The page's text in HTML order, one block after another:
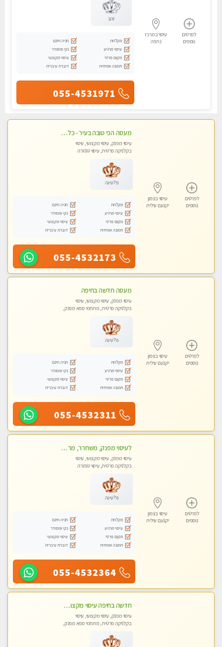
לפרטים
נוספים
עיסוי במרכז
נתניה
זהב
מקלחת
חניה חינם
עיסוי מרגיע
נקי ומסודר
מקום פרטי
עיסוי מקצועי
תמונה אמיתית
דוברת עיברית
055-4531971
לפרטים
נוספים
עיסוי בצפון
יקנעם עילית
מעסה הכי טובה בעיר - כל סוגי העיסויים מעסה מקצועית ואיכותית פרטי!!!
עיסוי מפנק, עיסוי מקצועי, עיסוי
בקלניקה פרטית, עיסוי טנטרה
פלטינה
מקלחת
חניה חינם
עיסוי מרגיע
נקי ומסודר
מקום פרטי
עיסוי מקצועי
תמונה אמיתית
דוברת עיברית
055-4532173
לפרטים
נוספים
עיסוי בצפון
יקנעם עילית
מעסה חדשה בחיפה
עיסוי מפנק, עיסוי מקצועי, עיסוי
בקלניקה פרטית, מתחמי ספא מפנק,
פלטינה
מקלחת
חניה חינם
עיסוי מרגיע
נקי ומסודר
מקום פרטי
עיסוי מקצועי
תמונה אמיתית
דוברת עיברית
055-4532311
לפרטים
נוספים
עיסוי בצפון
יקנעם עילית
לעיסוי מפנק, משחרר, מרגיע, טנטרה, עיסוי שבדי מקצועי ללא שירותי מין
עיסוי מפנק, עיסוי מקצועי, עיסוי
בקלניקה פרטית, עיסוי טנטרה
פלטינה
מקלחת
חניה חינם
עיסוי מרגיע
נקי ומסודר
מקום פרטי
עיסוי מקצועי
תמונה אמיתית
דוברת עיברית
055-4532364
חדשה בחיפה עיסוי מקצועי מזמינה אותך למסאז' באווירה נעימה ומרגיע לנפש.+ אבנים חמות וכוסות רוח מומלץ מאוד
עיסוי מפנק, עיסוי מקצועי, עיסוי
בקלניקה פרטית, מתחמי ספא מפנק,